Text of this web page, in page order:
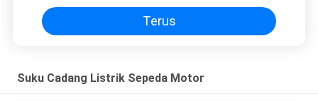
Terus
Suku Cadang Listrik Sepeda Motor